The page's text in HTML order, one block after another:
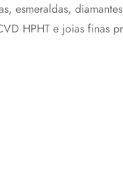
esmeraldas,
HPHT e joias finas